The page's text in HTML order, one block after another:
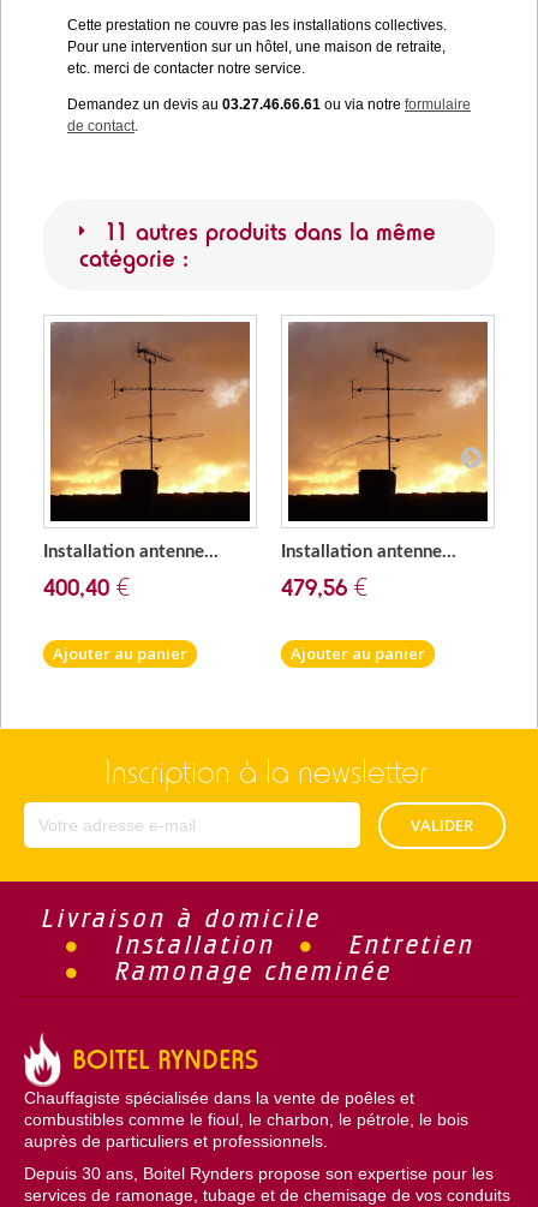
Cette prestation ne couvre pas les installations collectives.
Pour une intervention sur un hôtel, une maison de retraite,
etc. merci de contacter notre service.
Demandez un devis au 03.27.46.66.61 ou via notre formulaire
de contact.
11 autres produits dans la même
catégorie :
Installation antenne...
400,40 €
Ajouter au panier
Installation antenne...
479,56 €
Ajouter au panier
Inscription à la newsletter
VALIDER
Livraison à domicile
Installation
Entretien
Ramonage cheminée
BOITEL RYNDERS
Chauffagiste spécialisée dans la vente de poêles et
combustibles comme le fioul, le charbon, le pétrole, le bois
auprès de particuliers et professionnels.
Depuis 30 ans, Boitel Rynders propose son expertise pour les
services de ramonage, tubage et de chemisage de vos conduits